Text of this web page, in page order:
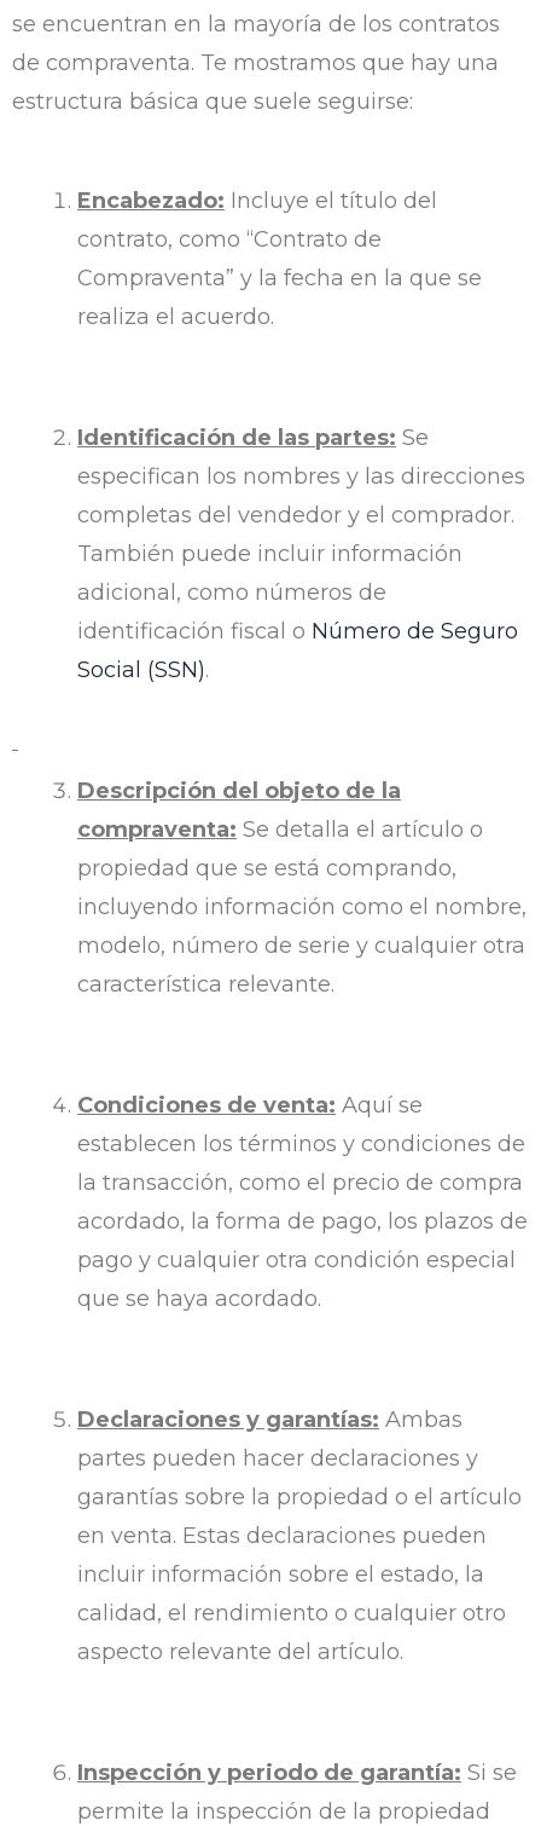
se encuentran en la mayoría de los contratos
de compraventa. Te mostramos que hay una
estructura básica que suele seguirse:
Encabezado: Incluye el título del
contrato, como “Contrato de
Compraventa” y la fecha en la que se
realiza el acuerdo.
Identificación de las partes: Se
especifican los nombres y las direcciones
completas del vendedor y el comprador.
También puede incluir información
adicional, como números de
identificación fiscal o Número de Seguro
Social (SSN).
Descripción del objeto de la
compraventa: Se detalla el artículo o
propiedad que se está comprando,
incluyendo información como el nombre,
modelo, número de serie y cualquier otra
característica relevante.
Condiciones de venta: Aquí se
establecen los términos y condiciones de
la transacción, como el precio de compra
acordado, la forma de pago, los plazos de
pago y cualquier otra condición especial
que se haya acordado.
Declaraciones y garantías: Ambas
partes pueden hacer declaraciones y
garantías sobre la propiedad o el artículo
en venta. Estas declaraciones pueden
incluir información sobre el estado, la
calidad, el rendimiento o cualquier otro
aspecto relevante del artículo.
Inspección y periodo de garantía: Si se
permite la inspección de la propiedad